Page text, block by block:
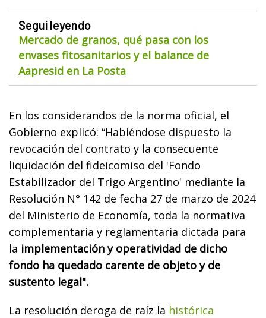
Seguí leyendo
Mercado de granos, qué pasa con los
envases fitosanitarios y el balance de
Aapresid en La Posta
En los considerandos de la norma oficial, el
Gobierno explicó: “Habiéndose dispuesto la
revocación del contrato y la consecuente
liquidación del fideicomiso del 'Fondo
Estabilizador del Trigo Argentino' mediante la
Resolución N° 142 de fecha 27 de marzo de 2024
del Ministerio de Economía, toda la normativa
complementaria y reglamentaria dictada para
la implementación y operatividad de dicho
fondo ha quedado carente de objeto y de
sustento legal".
La resolución deroga de raíz la histórica